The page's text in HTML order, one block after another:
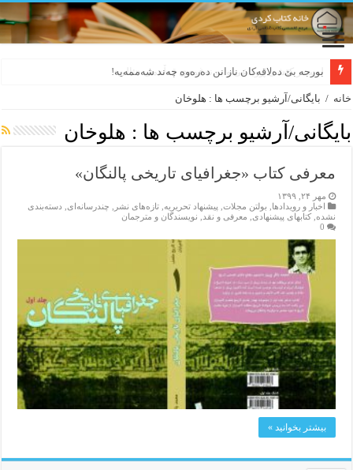
بورجە بێ دەلاقەکان نازانن دەرەوە چەند شەممەیە!
خانه / بایگانی/آرشیو برچسب ها : هلوخان
بایگانی/آرشیو برچسب ها : هلوخان
معرفی کتاب «جغرافیای تاریخی پالنگان»
مهر ۲۴, ۱۳۹۹
اخبار و رویدادها
بولتن مجلات پیشنهاد تحریریه ,تازەهای نشر چندرسانه‌ای
دسته‌بندی
نشده ,کتابهای پیشنهادی معرفی و نقد
نویسندگان و مترجمان
0
بیشتر بخوانید »